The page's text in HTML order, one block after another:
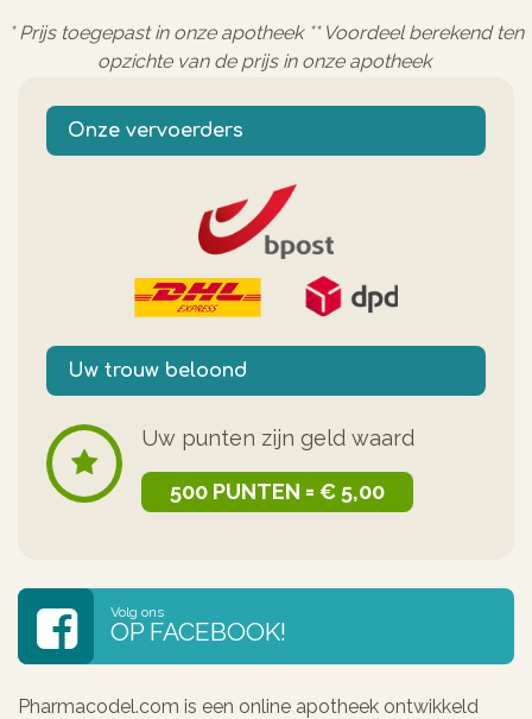
* Prijs toegepast in onze apotheek ** Voordeel berekend ten
opzichte van de prijs in onze apotheek
Onze vervoerders
Uw trouw beloond
Uw punten zijn geld waard
500 PUNTEN = € 5,00
Volg ons
OP FACEBOOK!
Pharmacodel.com is een online apotheek ontwikkeld